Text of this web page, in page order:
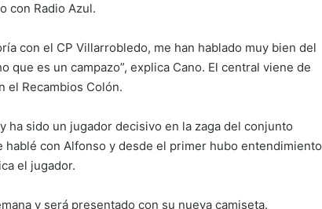
con Radio Azul.
con el CP Villarrobledo, me han hablado muy bien del
que es un campazo”, explica Cano. El central viene de
el Recambios Colón.
ha sido un jugador decisivo en la zaga del conjunto
hablé con Alfonso y desde el primer hubo entendimiento
el jugador.
y será presentado con su nueva camiseta.